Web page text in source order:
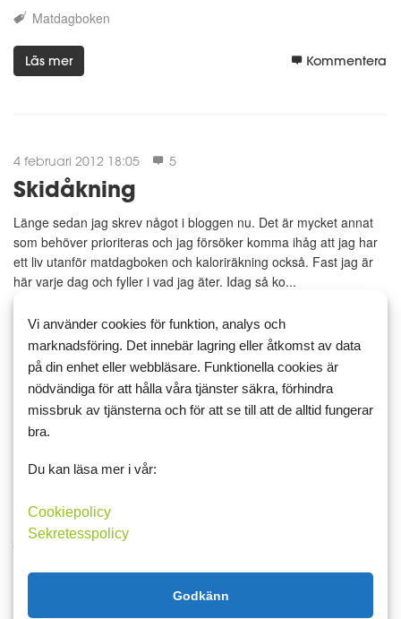
Matdagboken
Läs mer Kommentera
4 februari 2012 18:05 5
Skidåkning
Länge sedan jag skrev något i bloggen nu. Det är mycket annat
som behöver prioriteras och jag försöker komma ihåg att jag har
ett liv utanför matdagboken och kaloriräkning också. Fast jag är
här varje dag och fyller i vad jag äter. Idag så ko...
Matdagboken
Läs mer Kommentera
Därför så har min tid på matdagboken minskat. Dessutom så har
jag lyckats med att vara sjuk, det är mycket bättre nu som tur är.
brutit ena lilltån så hon kan inte åka dit...
Vi använder cookies för funktion, analys och
marknadsföring. Det innebär lagring eller åtkomst av data
på din enhet eller webbläsare. Funktionella cookies är
nödvändiga för att hålla våra tjänster säkra, förhindra
missbruk av tjänsterna och för att se till att de alltid fungerar
bra.
Du kan läsa mer i vår:
Cookiepolicy
Sekretesspolicy
Godkänn